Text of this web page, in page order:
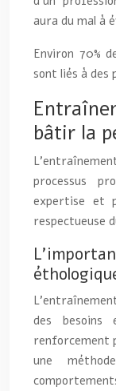
aura du mal à
Environ 70%
sont liés à des
bâtir la
processus
expertise et
respectueuse
des besoins
renforcement
une